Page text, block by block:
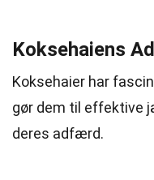
Koksehaiens
Koksehaier har
gør dem til effektive
deres adfærd.